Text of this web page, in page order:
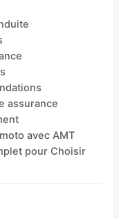
assurance
avec AMT
pour Choisir